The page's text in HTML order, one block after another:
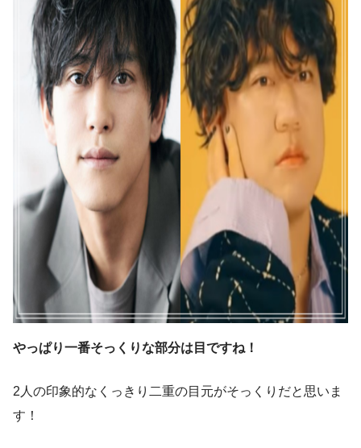
やっぱり一番そっくりな部分は目ですね！
2人の印象的なくっきり二重の目元がそっくりだと思いま
す！